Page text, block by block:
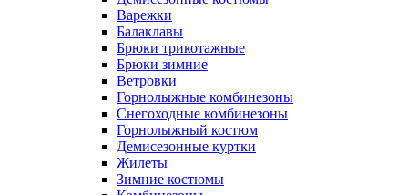
Варежки
Балаклавы
Брюки трикотажные
Брюки зимние
Ветровки
Горнолыжные комбинезоны
Снегоходные комбинезоны
Горнолыжный костюм
Демисезонные куртки
Жилеты
Зимние костюмы